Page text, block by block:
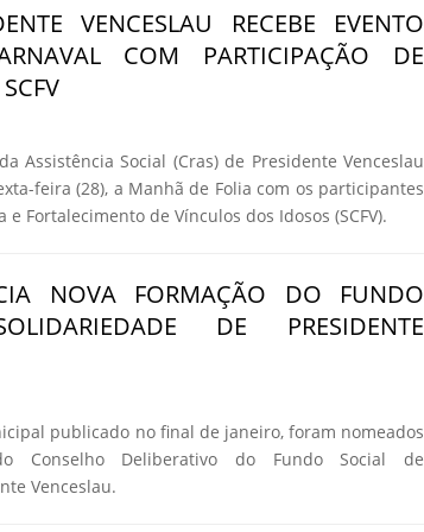
VENCESLAU RECEBE EVENTO
COM PARTICIPAÇÃO DE
Assistência Social (Cras) de Presidente Venceslau
feira (28), a Manhã de Folia com os participantes
e Fortalecimento de Vínculos dos Idosos (SCFV).
NOVA FORMAÇÃO DO FUNDO
DE PRESIDENTE
publicado no final de janeiro, foram nomeados
Conselho Deliberativo do Fundo Social de
Venceslau.